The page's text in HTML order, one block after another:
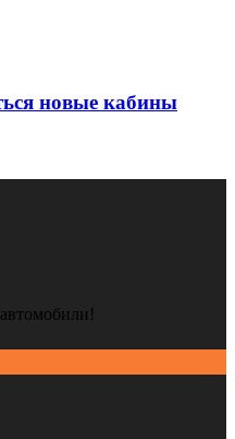
новые кабины